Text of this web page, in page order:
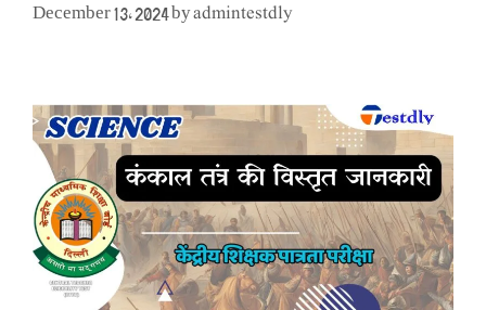
December 13, 2024 byadmintestdly